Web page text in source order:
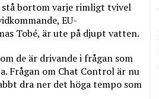
bortom varje rimligt tvivel
EU-
Tobé, är ute på djupt vatten.
de är drivande i frågan som
Frågan om Chat Control är nu
dra ner det höga tempo som